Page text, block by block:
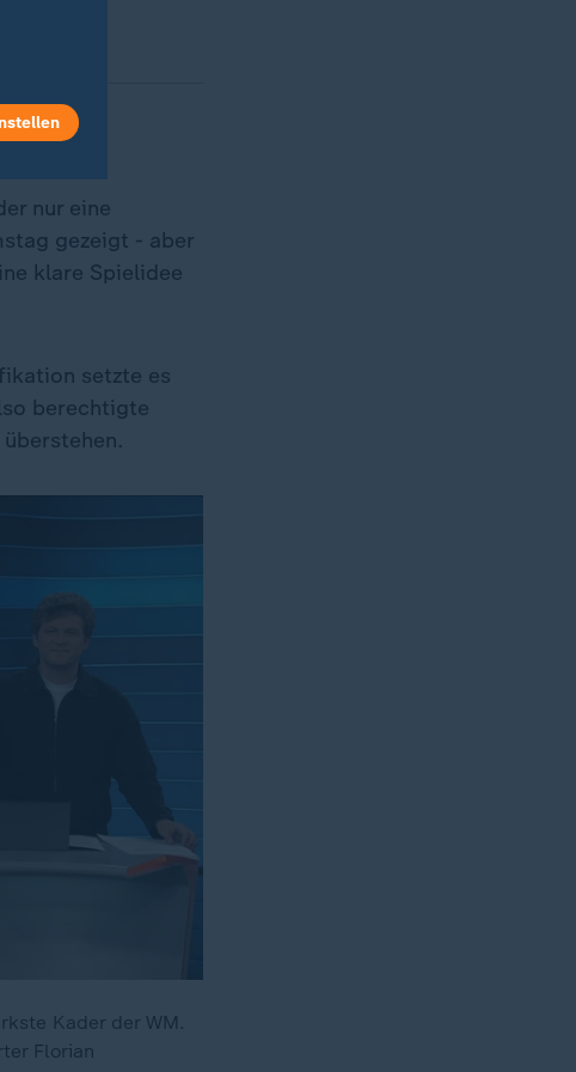
nur eine
gezeigt - aber
klare Spielidee
setzte es
berechtigte
Kader der WM.
Florian